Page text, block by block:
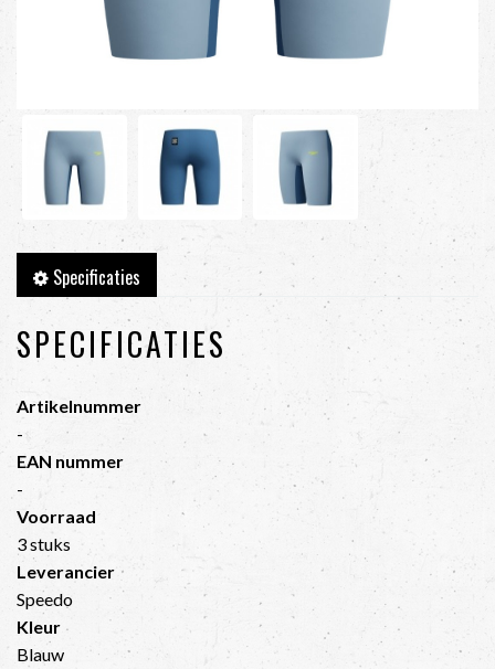
Specificaties
SPECIFICATIES
Artikelnummer
-
EAN nummer
-
Voorraad
3 stuks
Leverancier
Speedo
Kleur
Blauw